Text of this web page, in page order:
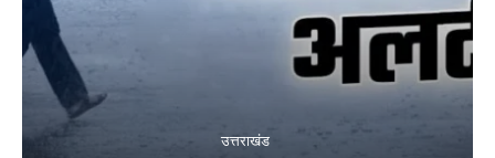
उत्तराखंड